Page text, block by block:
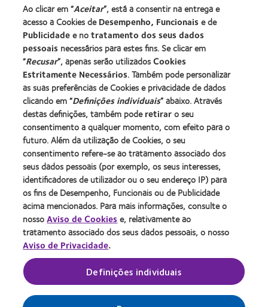
1. As lentes de contacto são gratuitas, mas os honorários profissionais podem não
estar incluídos. Consulte o seu oculista.
Ao clicar em “Aceitar”, está a consentir na entrega e
acesso a Cookies deDesempenho, Funcionaise de
Publicidadee notratamento dos seus dados
pessoais necessários para estes fins. Se clicar em
“Recusar”, apenas serão utilizadosCookies
Estritamente Necessários. Também pode personalizar
as suas preferências de Cookies e privacidade de dados
clicando em “Definições individuais” abaixo. Através
destas definições, também poderetiraro seu
consentimento a qualquer momento, com efeito para o
futuro. Além da utilização de Cookies, o seu
consentimento refere-se ao tratamento associado dos
seus dados pessoais (por exemplo, os seus interesses,
identificadores de utilizador ou o seu endereço IP) para
os fins de Desempenho, Funcionais ou de Publicidade
acima mencionados. Para mais informações, consulte o
nossoAviso de Cookiese, relativamente ao
tratamento associado dos seus dados pessoais, o nosso
Aviso de Privacidade.
Definições individuais